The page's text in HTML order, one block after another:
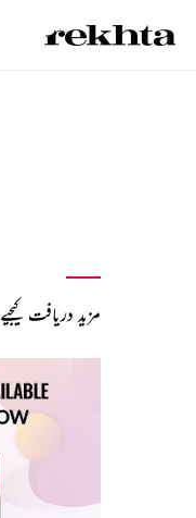
مزید دریافت کیجیے